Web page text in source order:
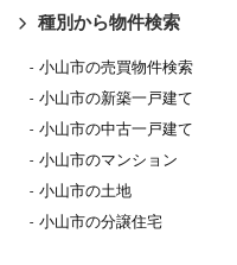
種別から物件検索
小山市の売買物件検索
小山市の新築一戸建て
小山市の中古一戸建て
小山市のマンション
小山市の土地
小山市の分譲住宅